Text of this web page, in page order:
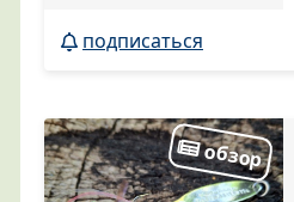
подписаться